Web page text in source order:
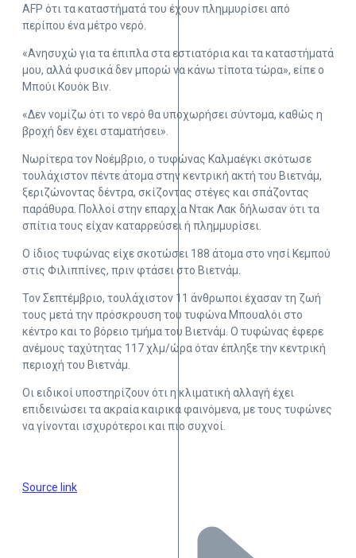
AFP ότι τα καταστήματά του έχουν πλημμυρίσει από
περίπου ένα μέτρο νερό.
«Ανησυχώ για τα έπιπλα στα εστιατόρια και τα καταστήματά
μου, αλλά φυσικά δεν μπορώ να κάνω τίποτα τώρα», είπε ο
Μπούι Κουόκ Βιν.
«Δεν νομίζω ότι το νερό θα υποχωρήσει σύντομα, καθώς η
βροχή δεν έχει σταματήσει».
Νωρίτερα τον Νοέμβριο, ο τυφώνας Καλμαέγκι σκότωσε
τουλάχιστον πέντε άτομα στην κεντρική ακτή του Βιετνάμ,
ξεριζώνοντας δέντρα, σκίζοντας στέγες και σπάζοντας
παράθυρα. Πολλοί στην επαρχία Ντακ Λακ δήλωσαν ότι τα
σπίτια τους είχαν καταρρεύσει ή πλημμυρίσει.
Ο ίδιος τυφώνας είχε σκοτώσει 188 άτομα στο νησί Κεμπού
στις Φιλιππίνες, πριν φτάσει στο Βιετνάμ.
Τον Σεπτέμβριο, τουλάχιστον 11 άνθρωποι έχασαν τη ζωή
τους μετά την πρόσκρουση του τυφώνα Μπουαλόι στο
κέντρο και το βόρειο τμήμα του Βιετνάμ. Ο τυφώνας έφερε
ανέμους ταχύτητας 117 χλμ/ώρα όταν έπληξε την κεντρική
περιοχή του Βιετνάμ.
Οι ειδικοί υποστηρίζουν ότι η κλιματική αλλαγή έχει
επιδεινώσει τα ακραία καιρικά φαινόμενα, με τους τυφώνες
να γίνονται ισχυρότεροι και πιο συχνοί.
Source link